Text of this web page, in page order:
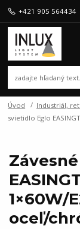
+421 905 564434
Úvod Industriál,
svietidlo Eglo
1×60W/
oceľ/